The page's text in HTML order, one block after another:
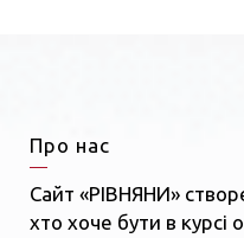
Про нас
Сайт «РІВНЯНИ»
хто хоче бути в курсі